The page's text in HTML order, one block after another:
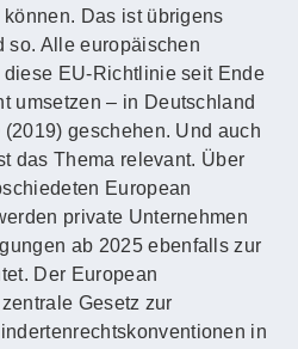
Das ist übrigens
so. Alle europäischen
EU-Richtlinie seit Ende
umsetzen – in Deutschland
geschehen. Und auch
das Thema relevant. Über
European
private Unternehmen
ab 2025 ebenfalls zur
Der European
Gesetz zur
in